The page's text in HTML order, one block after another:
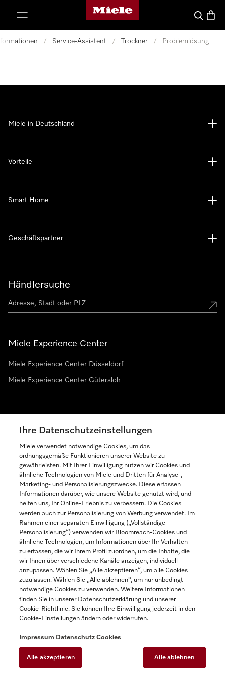
Miele-Homepage
Suche
/ Service-Assistent / Trockner / Problemlösung
Händlersuche
Miele Experience Center
Miele Experience Center Düsseldorf
Miele Experience Center Gütersloh
Miele in Deutschland
Vorteile
Smart Home
Geschäftspartner
AGB
Datenschutz
Nutzungsbedingungen
Barrierefreiheitserklärung
EU-Gesetzen über digitale Dienste
Cookie-Einstellungen
Miele auf Instagram
Miele auf Facebook
Miele auf Youtube
Ihre Datenschutzeinstellungen
Miele verwendet notwendige Cookies, um das
ordnungsgemäße Funktionieren unserer Website zu
gewährleisten. Mit Ihrer Einwilligung nutzen wir Cookies und
ähnliche Technologien von Miele und Dritten für Analyse-,
Marketing- und Personalisierungszwecke. Diese erfassen
Informationen darüber, wie unsere Website genutzt wird, und
helfen uns, Ihr Online-Erlebnis zu verbessern. Die Cookies
werden auch zur Personalisierung von Werbung verwendet. Im
Rahmen einer separaten Einwilligung („Vollständige
Personalisierung“) verwenden wir Bloomreach-Cookies und
ähnliche Technologien, um Informationen über Ihr Verhalten
zu erfassen, die wir Ihrem Profil zuordnen, um die Inhalte, die
wir Ihnen über verschiedene Kanäle anzeigen, individuell
anzupassen. Wählen Sie „Alle akzeptieren“, um alle Cookies
zuzulassen. Wählen Sie „Alle ablehnen“, um nur unbedingt
notwendige Cookies zu verwenden. Weitere Informationen
finden Sie in unserer Datenschutzerklärung und unserer
Cookie-Richtlinie. Sie können Ihre Einwilligung jederzeit in den
Cookie-Einstellungen ändern oder widerrufen.
Impressum Datenschutz Cookies
Alle akzeptieren Alle ablehnen